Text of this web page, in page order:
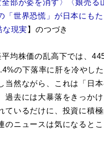
全部が姿を消す〉〈娘売る
世界恐慌」が日本にもた
な現実 】のつづき
均株価の乱高下では、
の下落率に肝を冷やした
当然ながら、これは「日
過去には大暴落をきっかけ
ているだけに、投資に積
のニュースは気になるとこ